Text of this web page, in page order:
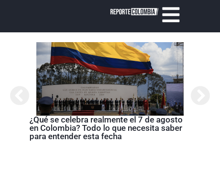
¿Qué se celebra realmente el 7 de agosto
en Colombia? Todo lo que necesita saber
para entender esta fecha